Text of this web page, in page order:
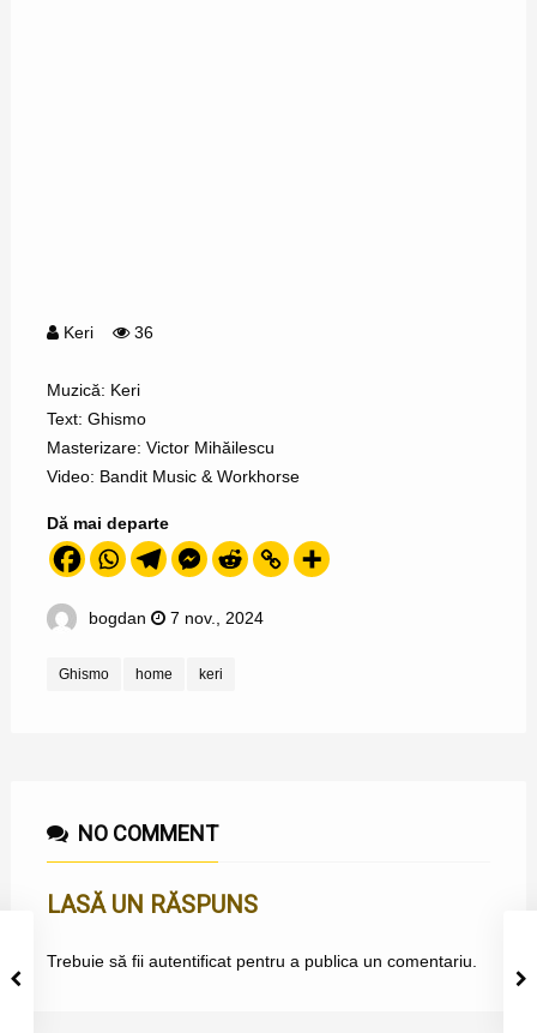
Keri 36
Muzică: Keri
Text: Ghismo
Masterizare: Victor Mihăilescu
Video: Bandit Music & Workhorse
Dă mai departe
bogdan 7 nov., 2024
Ghismo home keri
NO COMMENT
LASĂ UN RĂSPUNS
Trebuie să fii autentificatpentru a publica un comentariu.